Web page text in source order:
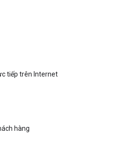
tiếp trên Internet
hàng